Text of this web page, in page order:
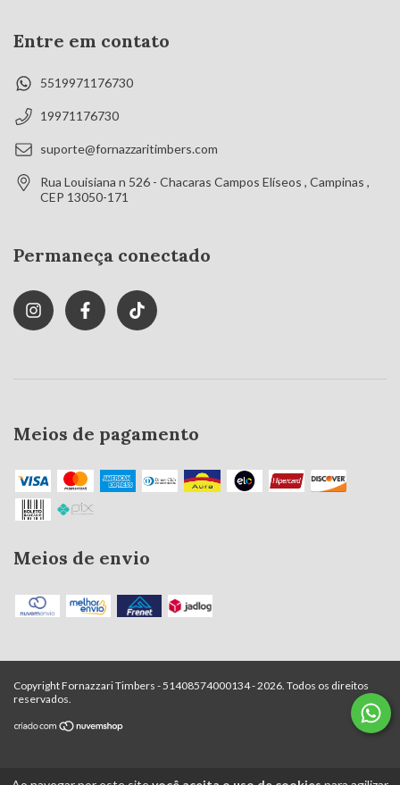
Entre em contato
5519971176730
19971176730
suporte@fornazzaritimbers.com
Rua Louisiana n 526 - Chacaras Campos Elíseos , Campinas ,
CEP 13050-171
Permaneça conectado
Meios de pagamento
Meios de envio
Copyright Fornazzari Timbers - 51408574000134 - 2026. Todos os direitos
reservados.